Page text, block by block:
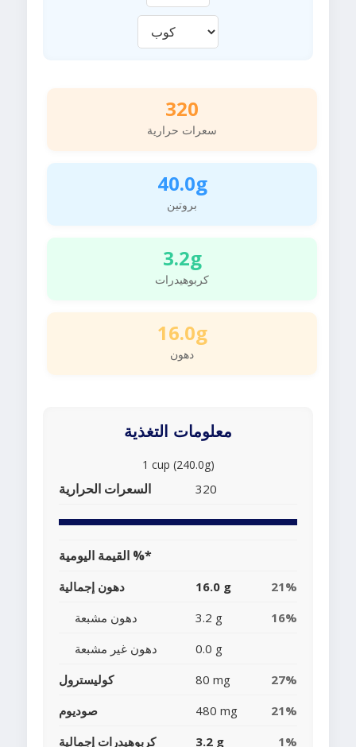
320
سعرات حرارية
40.0g
بروتين
3.2g
كربوهيدرات
16.0g
دهون
معلومات التغذية
1 cup (240.0g)
السعرات الحرارية 320
القيمة اليومية %*
دهون إجمالية 16.0 g
21%
دهون مشبعة
3.2 g
16%
دهون غير مشبعة
0.0 g
كوليسترول
80 mg
27%
صوديوم
480 mg
21%
كربوهيدرات إجمالية
3.2 g 1%